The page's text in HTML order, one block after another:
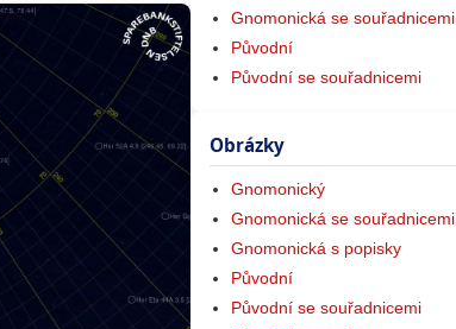
Gnomonická se souřadnicemi
Původní
Původní se souřadnicemi
Obrázky
Gnomonický
Gnomonická se souřadnicemi
Gnomonická s popisky
Původní
Původní se souřadnicemi